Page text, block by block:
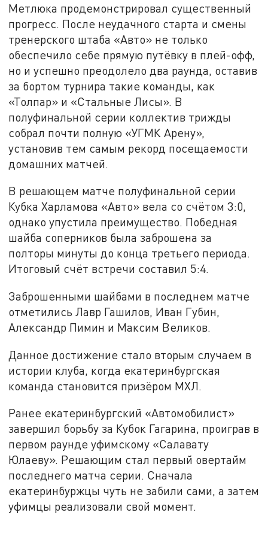
Метлюка продемонстрировал существенный
прогресс. После неудачного старта и смены
тренерского штаба «Авто» не только
обеспечило себе прямую путёвку в плей-офф,
но и успешно преодолело два раунда, оставив
за бортом турнира такие команды, как
«Толпар» и «Стальные Лисы». В
полуфинальной серии коллектив трижды
собрал почти полную «УГМК Арену»,
установив тем самым рекорд посещаемости
домашних матчей.
В решающем матче полуфинальной серии
Кубка Харламова «Авто» вела со счётом 3:0,
однако упустила преимущество. Победная
шайба соперников была заброшена за
полторы минуты до конца третьего периода.
Итоговый счёт встречи составил 5:4.
Заброшенными шайбами в последнем матче
отметились Лавр Гашилов, Иван Губин,
Александр Пимин и Максим Великов.
Данное достижение стало вторым случаем в
истории клуба, когда екатеринбургская
команда становится призёром МХЛ.
Ранее екатеринбургский «Автомобилист»
завершил борьбу за Кубок Гагарина, проиграв в
первом раунде уфимскому «Салавату
Юлаеву». Решающим стал первый овертайм
последнего матча серии. Сначала
екатеринбуржцы чуть не забили сами, а затем
уфимцы реализовали свой момент.